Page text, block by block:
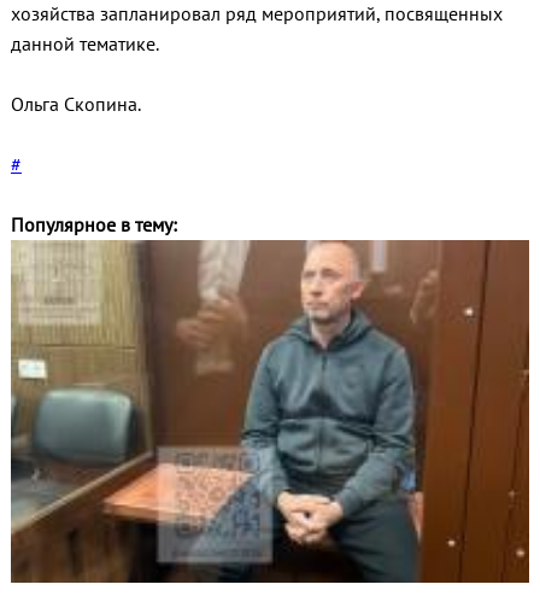
хозяйства запланировал ряд мероприятий, посвященных
данной тематике.
Ольга Скопина.
#
Популярное в тему: